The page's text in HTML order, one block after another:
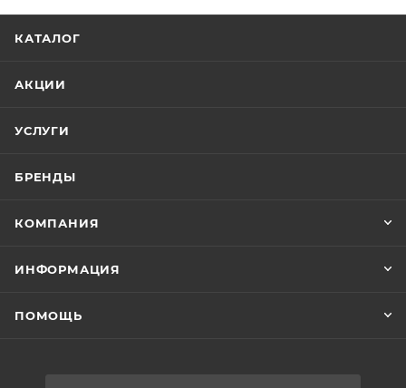
КАТАЛОГ
АКЦИИ
УСЛУГИ
БРЕНДЫ
КОМПАНИЯ
ИНФОРМАЦИЯ
ПОМОЩЬ